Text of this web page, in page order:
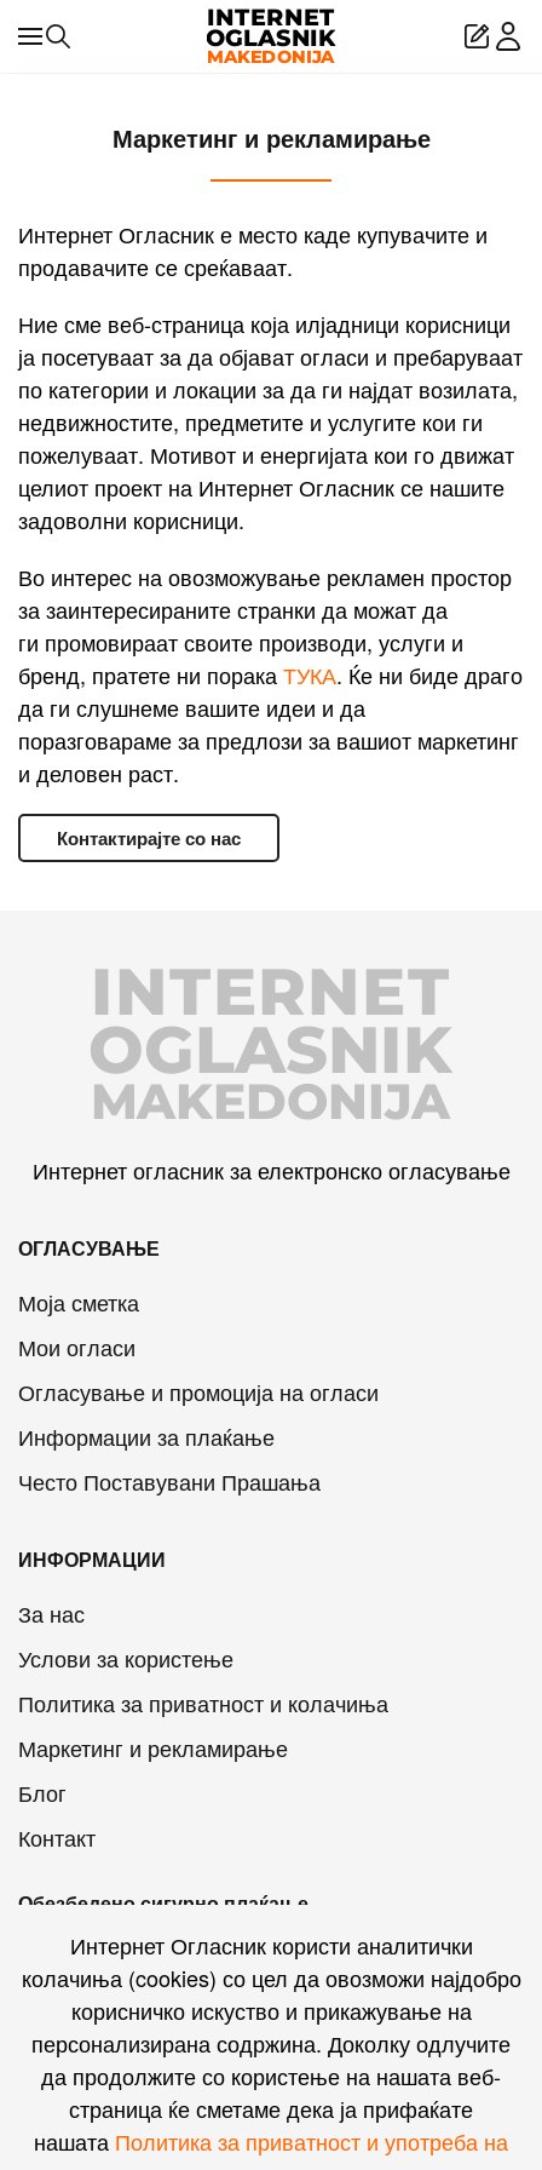
Skip to main content
Маркетинг и рекламирање
Интернет Огласник е место каде купувачите и
продавачите се среќаваат.
Ние сме веб-страница која илјадници корисници
ја посетуваат за да објават огласи и пребаруваат
по категории и локации за да ги најдат возилата,
недвижностите, предметите и услугите кои ги
пожелуваат. Мотивот и енергијата кои го движат
целиот проект на Интернет Огласник се нашите
задоволни корисници.
Во интерес на овозможување рекламен простор
за заинтересираните странки да можат да
ги промовираат своите производи, услуги и
бренд, пратете ни поракаТУКА. Ќе ни биде драго
да ги слушнеме вашите идеи и да
поразговараме за предлози за вашиот маркетинг
и деловен раст.
Контактирајте со нас
INTERNET
MAKEDONIJA
OGLASNIK
Интернет огласник за електронско огласување
ОГЛАСУВАЊЕ
Моја сметка
Мои огласи
Огласување и промоција на огласи
Информации за плаќање
Често Поставувани Прашања
ИНФОРМАЦИИ
За нас
Услови за користење
Политика за приватност и колачиња
Маркетинг и рекламирање
Блог
Контакт
Обезбедено сигурно плаќање
Интернет Огласник на социјалните мрежи
Интернет Огласник користи аналитички
колачиња (cookies) со цел да овозможи најдобро
корисничко искуство и прикажување на
персонализирана содржина. Доколку одлучите
да продолжите со користење на нашата веб-
страница ќе сметаме дека ја прифаќате
нашата Политика за приватност и употреба на